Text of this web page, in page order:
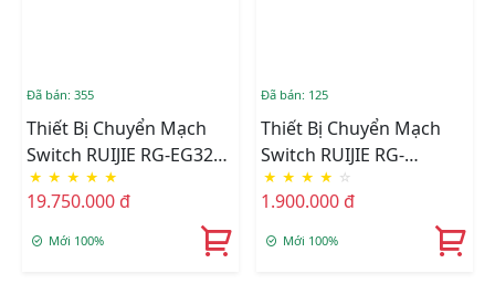
Đã bán: 355
Thiết Bị Chuyển Mạch
Switch RUIJIE RG-EG3250
8-Port 1000BASE-T
Smart
★ ★ ★ ★ ★
19.750.000 đ
Mới 100%
Đã bán: 125
Thiết Bị Chuyển Mạch
Switch RUIJIE RG-
EG105G-P V3 5-Port
Gigabit Cloud Managed
★ ★ ★ ★ ☆
1.900.000 đ
Mới 100%